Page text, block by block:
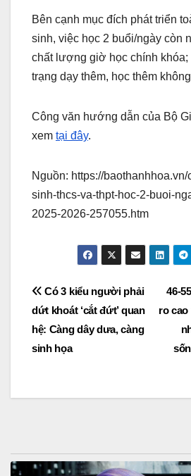
Bên cạnh mục đích phát triển
sinh, việc học 2 buổi/ngày còn
chất lượng giờ học chính khóa;
trạng dạy thêm, học thêm
Công văn hướng dẫn của Bộ
xem tại đây.
Nguồn: https://
sinh-thcs-va-thpt-hoc-2-buoi-
2025-2026-257055.htm
Post
navigation
46-
ro
Có 3 kiểu người phải
dứt khoát ‘cắt đứt’ quan
hệ: Càng dây dưa, càng
sinh họa